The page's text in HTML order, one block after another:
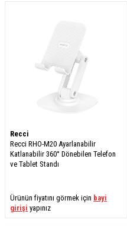
Recci
Recci RHO-M20 Ayarlanabilir
Katlanabilir 360° Dönebilen Telefon
ve Tablet Standı
Ürünün fiyatını görmek için bayi
girişi yapınız